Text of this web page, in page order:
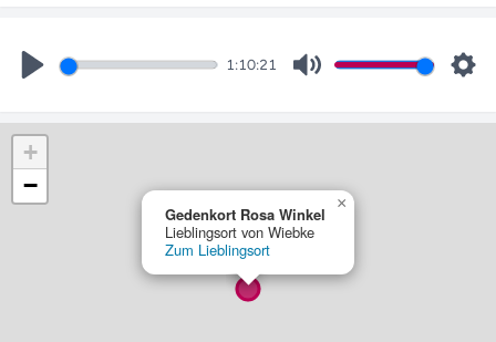
Play
1:10:21
Mute
Gedenkort Rosa Winkel
Lieblingsort von Wiebke
Zum Lieblingsort
×
+
−